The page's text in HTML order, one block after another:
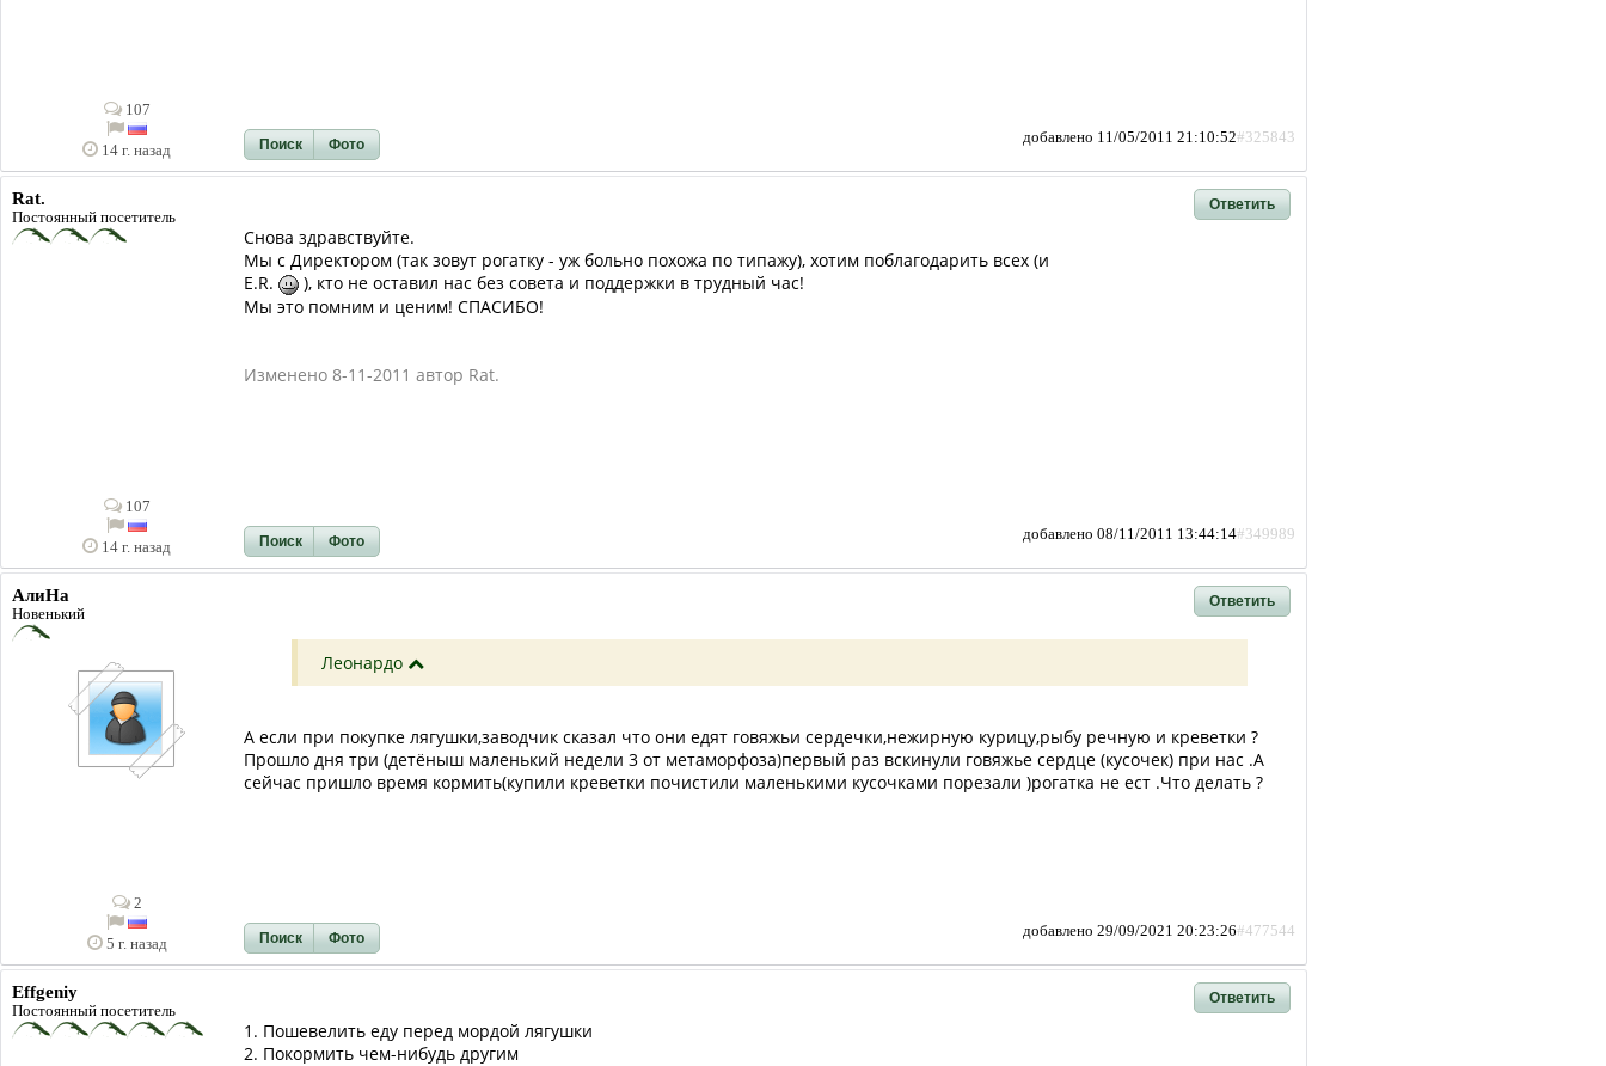
107
14 г. назад Поиск Фото добавлено 11/05/2011 21:10:52#325843
Rat.
Постоянный посетитель
107
14 г. назад
Ответить
Снова здравствуйте.
Мы с Директором (так зовут рогатку - уж больно похожа по типажу), хотим поблагодарить всех (и
E.R.
), кто не оставил нас без совета и поддержки в трудный час!
Мы это помним и ценим! СПАСИБО!
Изменено 8-11-2011 автор Rat.
Поиск Фото добавлено 08/11/2011 13:44:14#349989
AлиHa
Новенький
2
5 г. назад
Ответить
Леонардо
А если при покупке лягушки,заводчик сказал что они едят говяжьи сердечки,нежирную курицу,рыбу речную и креветки ?
Прошло дня три (детёныш маленький недели 3 от метаморфоза)первый раз вскинули говяжье сердце (кусочек) при нас .А
сейчас пришло время кормить(купили креветки почистили маленькими кусочками порезали )рогатка не ест .Что делать ?
Поиск Фото добавлено 29/09/2021 20:23:26#477544
Effgeniy
Постоянный посетитель
Ответить
1. Пошевелить еду перед мордой лягушки
2. Покормить чем-нибудь другим